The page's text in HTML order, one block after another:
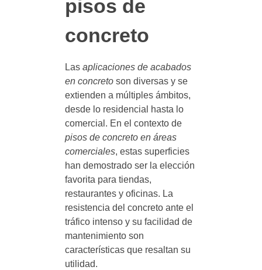
pisos de
concreto
Las aplicaciones de acabados
en concretoson diversas y se
extienden a múltiples ámbitos,
desde lo residencial hasta lo
comercial. En el contexto de
pisos de concreto en áreas
comerciales, estas superficies
han demostrado ser la elección
favorita para tiendas,
restaurantes y oficinas. La
resistencia del concreto ante el
tráfico intenso y su facilidad de
mantenimiento son
características que resaltan su
utilidad.